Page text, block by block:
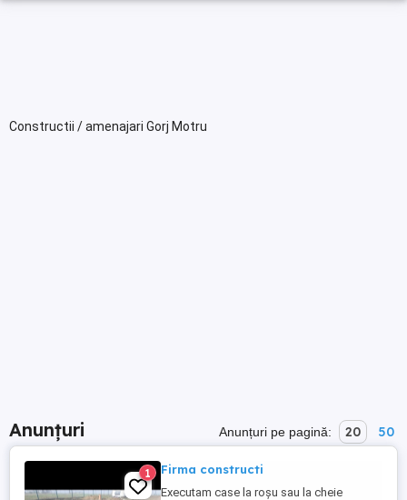
Constructii / amenajari Gorj Motru
Anunțuri Anunțuri pe pagină: 20 50
1 Firma constructi
Executam case la roșu sau la cheie